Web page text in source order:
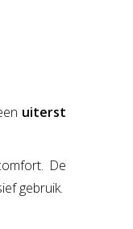
uiterst
De
gebruik.